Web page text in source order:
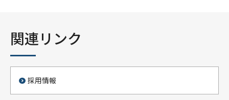
関連リンク
採用情報